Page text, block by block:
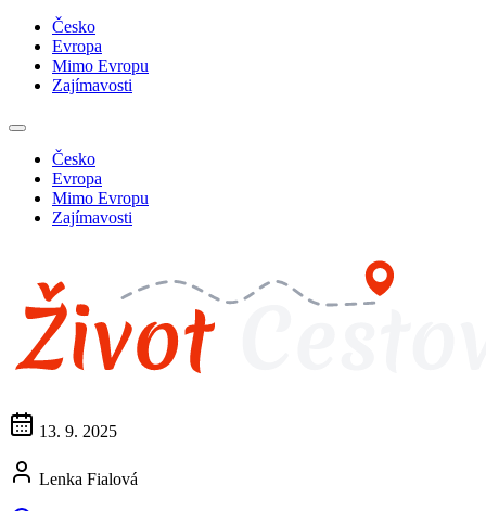
Česko
Evropa
Mimo Evropu
Zajímavosti
Česko
Evropa
Mimo Evropu
Zajímavosti
13. 9. 2025
Lenka Fialová